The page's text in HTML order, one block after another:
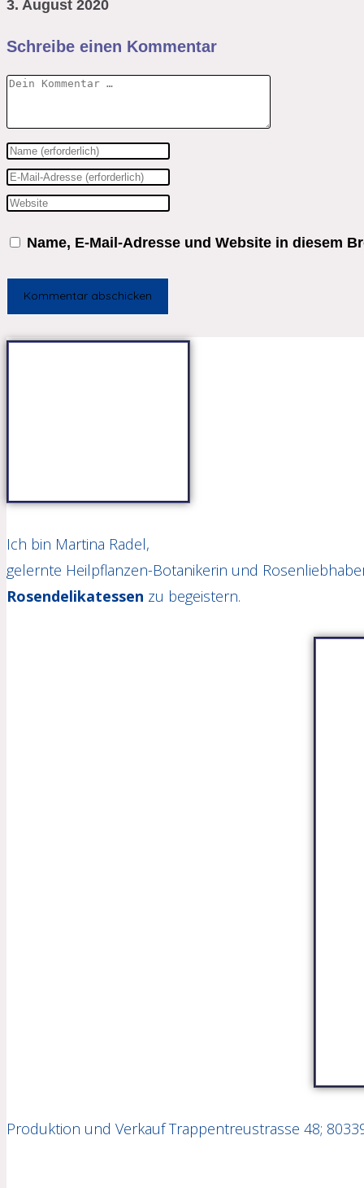
3. August 2020
Schreibe einen Kommentar
Kommentar
Gib
deinen
Namen
Benutzernamen
zum
Gib
deine
Adresse
Gib
URL
Name, E-Mail-Adresse und Website in diesem
Ich bin Martina Radel,
gelernte Heilpflanzen-Botanikerin und
Rosendelikatessen zu begeistern.
Produktion und Verkauf Trappentreustrasse 48;